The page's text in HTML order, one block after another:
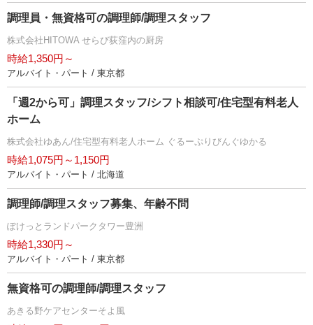
調理員・無資格可の調理師/調理スタッフ
株式会社HITOWA せらび荻窪内の厨房
時給1,350円～
アルバイト・パート / 東京都
「週2から可」調理スタッフ/シフト相談可/住宅型有料老人
ホーム
株式会社ゆあん/住宅型有料老人ホーム ぐるーぷりびんぐゆかる
時給1,075円～1,150円
アルバイト・パート / 北海道
調理師/調理スタッフ募集、年齢不問
ぽけっとランドパークタワー豊洲
時給1,330円～
アルバイト・パート / 東京都
無資格可の調理師/調理スタッフ
あきる野ケアセンターそよ風